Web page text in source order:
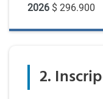
2026 $ 296.900
2.